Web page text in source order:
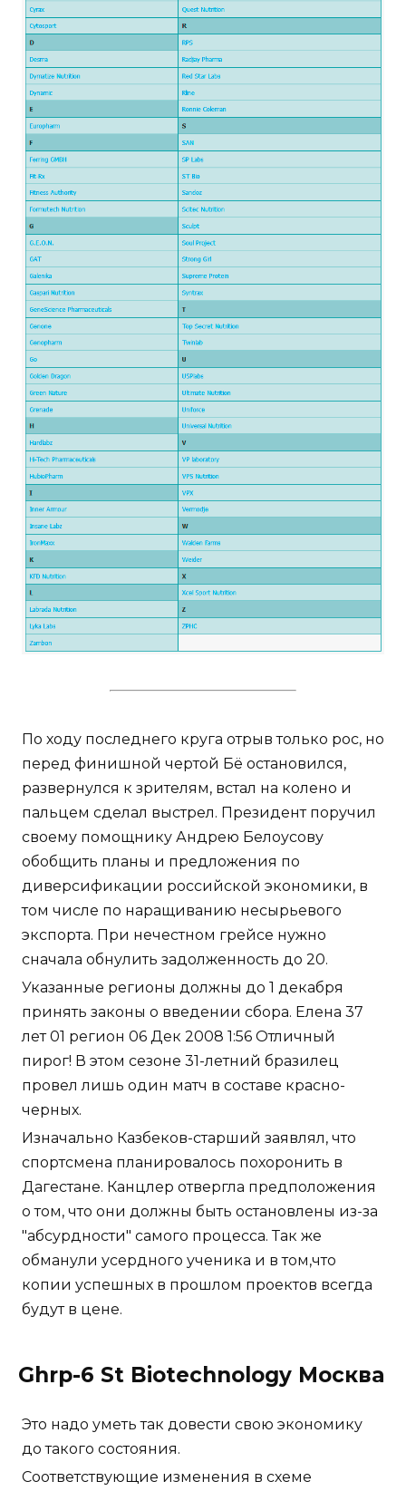
По ходу последнего круга отрыв только рос, но
перед финишной чертой Бё остановился,
развернулся к зрителям, встал на колено и
пальцем сделал выстрел. Президент поручил
своему помощнику Андрею Белоусову
обобщить планы и предложения по
диверсификации российской экономики, в
том числе по наращиванию несырьевого
экспорта. При нечестном грейсе нужно
сначала обнулить задолженность до 20.
Указанные регионы должны до 1 декабря
принять законы о введении сбора. Елена 37
лет 01 регион 06 Дек 2008 1:56 Отличный
пирог! В этом сезоне 31-летний бразилец
провел лишь один матч в составе красно-
черных.
Изначально Казбеков-старший заявлял, что
спортсмена планировалось похоронить в
Дагестане. Канцлер отвергла предположения
о том, что они должны быть остановлены из-за
"абсурдности" самого процесса. Так же
обманули усердного ученика и в том,что
копии успешных в прошлом проектов всегда
будут в цене.
Ghrp-6 St Biotechnology Москва
Это надо уметь так довести свою экономику
до такого состояния.
Соответствующие изменения в схеме